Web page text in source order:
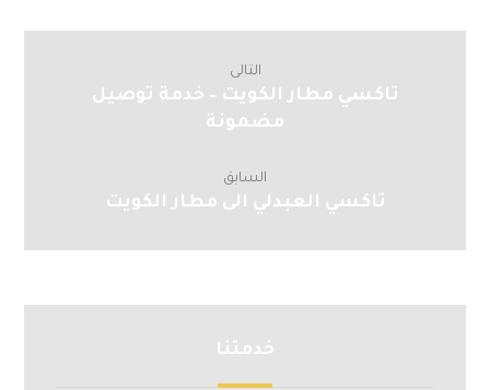
التالى
تاكسي مطار الكويت – خدمة توصيل
مضمونة
السابق
تاكسي العبدلي الى مطار الكويت
خدمتنا